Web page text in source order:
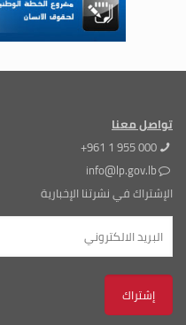
تواصل معنا
+961 1 955 000
info@lp.gov.lb
الإشتراك في نشرتنا الإخبارية